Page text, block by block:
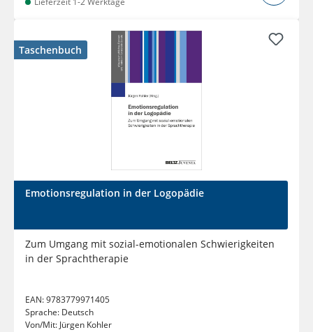
Taschenbuch
Emotionsregulation in der Logopädie
Zum Umgang mit sozial-emotionalen Schwierigkeiten
in der Sprachtherapie
EAN:9783779971405
Sprache: Deutsch
Von/Mit: Jürgen Kohler